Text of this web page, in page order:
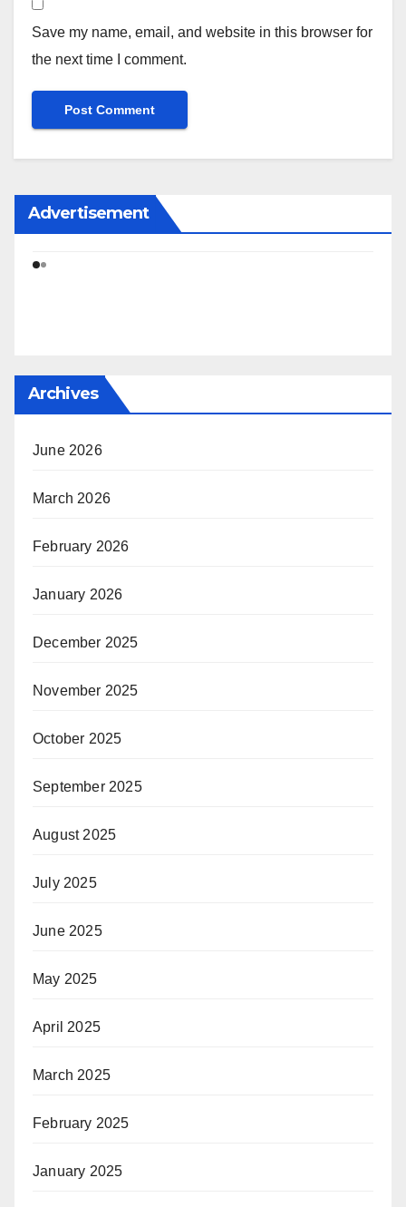
Save my name, email, and website in this browser for
the next time I comment.
Advertisement
Archives
June 2026
March 2026
February 2026
January 2026
December 2025
November 2025
October 2025
September 2025
August 2025
July 2025
June 2025
May 2025
April 2025
March 2025
February 2025
January 2025